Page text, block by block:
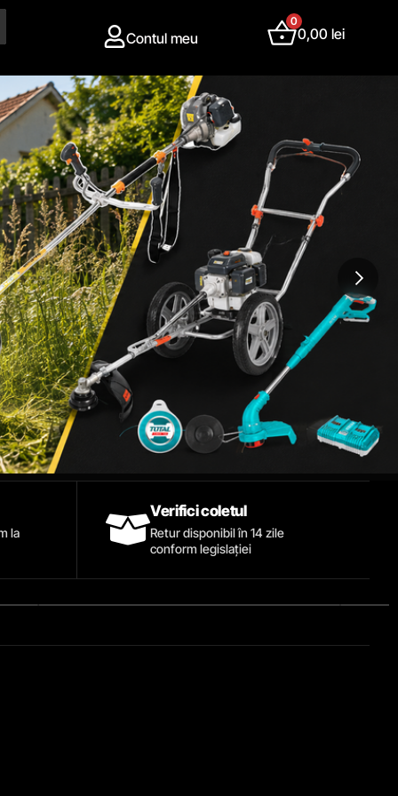
Contul meu
0
0,00lei
la
Verifici coletul
Retur disponibil în 14 zile
conform legislației